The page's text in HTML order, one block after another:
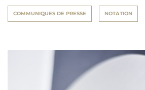
COMMUNIQUES DE PRESSE NOTATION